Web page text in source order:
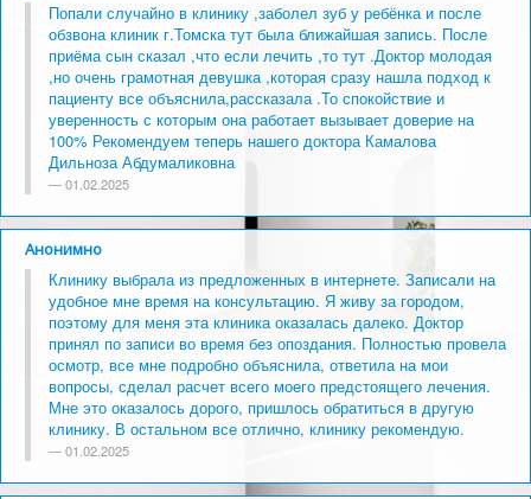
Попали случайно в клинику ,заболел зуб у ребёнка и после
обзвона клиник г.Томска тут была ближайшая запись. После
приёма сын сказал ,что если лечить ,то тут .Доктор молодая
,но очень грамотная девушка ,которая сразу нашла подход к
пациенту все объяснила,рассказала .То спокойствие и
уверенность с которым она работает вызывает доверие на
100% Рекомендуем теперь нашего доктора Камалова
Дильноза Абдумаликовна
01.02.2025
Анонимно
Клинику выбрала из предложенных в интернете. Записали на
удобное мне время на консультацию. Я живу за городом,
поэтому для меня эта клиника оказалась далеко. Доктор
принял по записи во время без опоздания. Полностью провела
осмотр, все мне подробно объяснила, ответила на мои
вопросы, сделал расчет всего моего предстоящего лечения.
Мне это оказалось дорого, пришлось обратиться в другую
клинику. В остальном все отлично, клинику рекомендую.
01.02.2025